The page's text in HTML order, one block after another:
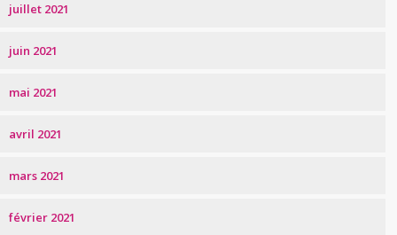
juillet 2021
juin 2021
mai 2021
avril 2021
mars 2021
février 2021